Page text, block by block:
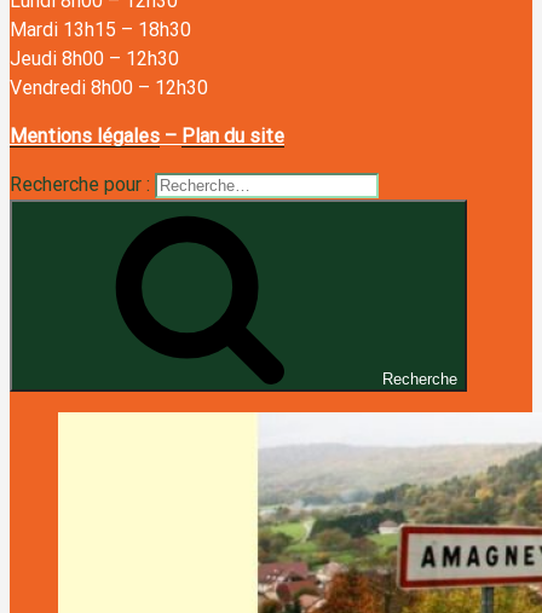
Mardi 13h15 – 18h30
Jeudi 8h00 – 12h30
Vendredi 8h00 – 12h30
Mentions légales – Plan du site
Recherche pour :
Recherche